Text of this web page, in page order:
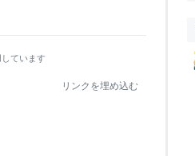
ています
リンクを埋め込む